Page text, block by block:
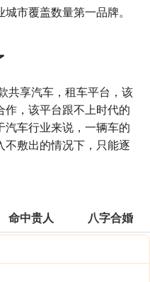
市覆盖数量第一品牌。
共享汽车，租车平台，该
，该平台跟不上时代的
车行业来说，一辆车的
敷出的情况下，只能逐
命中贵人 八字合婚